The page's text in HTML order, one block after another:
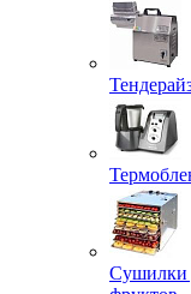
Сушилки